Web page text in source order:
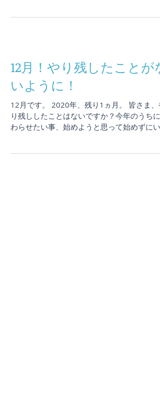
12月！やり残したことがな
いように！
12月です。 2020年、残り1ヵ月。 皆さま、
り残ししたことはないですか？今年のうちに
わらせたい事、始めようと思って始めずにい